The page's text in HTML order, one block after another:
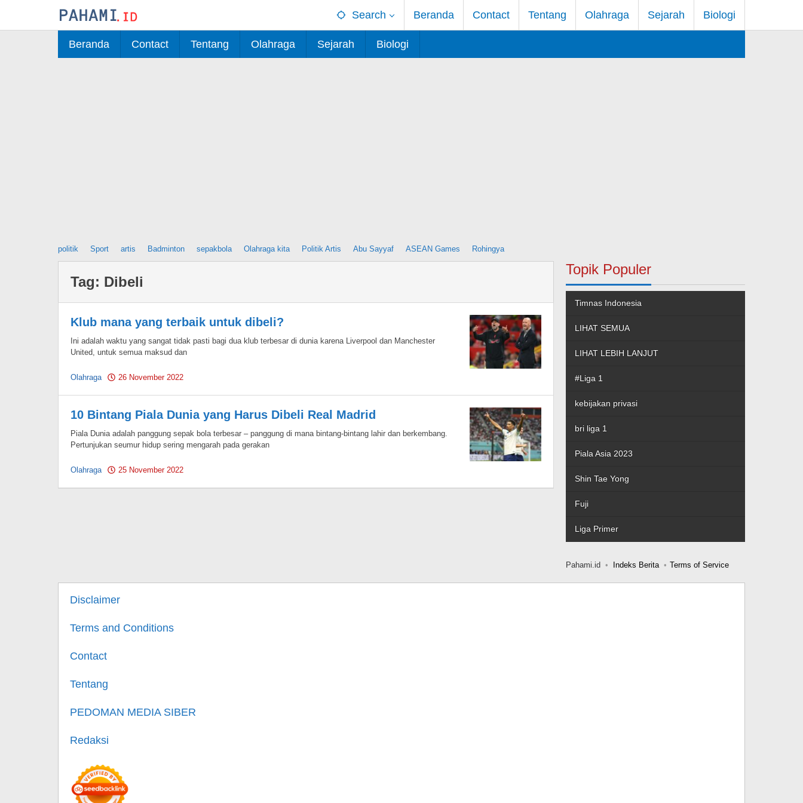
Search Beranda Contact Tentang Olahraga Sejarah Biologi
Beranda Contact Tentang Olahraga Sejarah Biologi
politik Sport artis Badminton sepakbola Olahraga kita Politik Artis Abu Sayyaf ASEAN Games Rohingya
Tag: Dibeli
Klub mana yang terbaik untuk dibeli?
Ini adalah waktu yang sangat tidak pasti bagi dua klub terbesar di dunia karena Liverpool dan Manchester
United, untuk semua maksud dan
Olahraga 26 November 2022
10 Bintang Piala Dunia yang Harus Dibeli Real Madrid
Piala Dunia adalah panggung sepak bola terbesar – panggung di mana bintang-bintang lahir dan berkembang.
Pertunjukan seumur hidup sering mengarah pada gerakan
Olahraga 25 November 2022
Topik Populer
Timnas Indonesia
LIHAT SEMUA
LIHAT LEBIH LANJUT
#Liga 1
kebijakan privasi
bri liga 1
Piala Asia 2023
Shin Tae Yong
Fuji
Liga Primer
Pahami.id Indeks Berita Terms of Service
Disclaimer
Terms and Conditions
Contact
Tentang
PEDOMAN MEDIA SIBER
Redaksi